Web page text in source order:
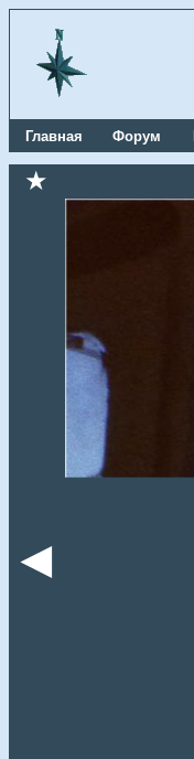
Главная Форум
★
◄